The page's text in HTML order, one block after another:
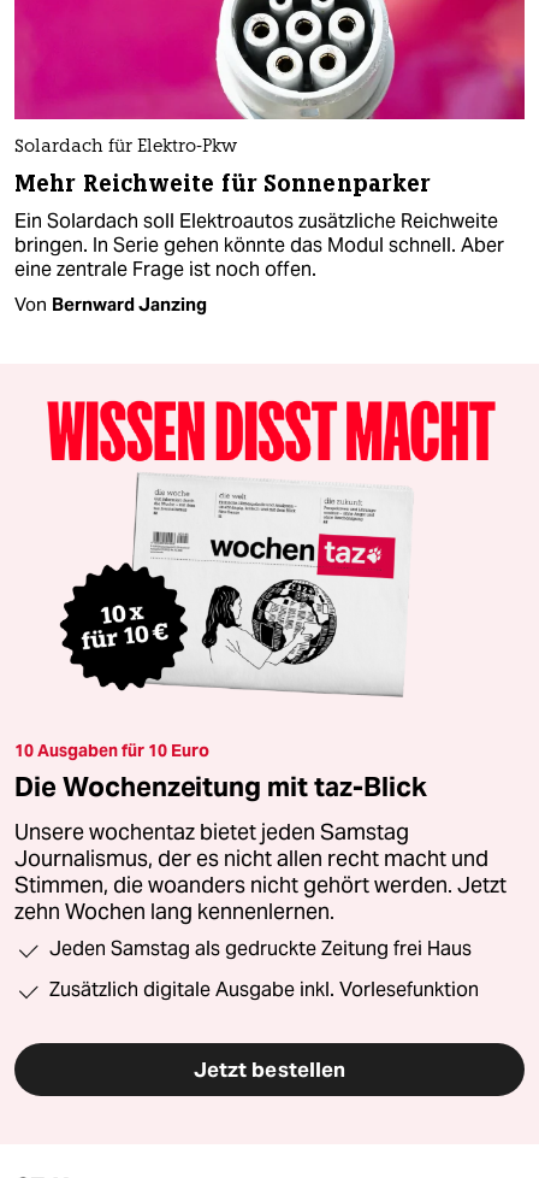
Solardach für Elektro-Pkw
Mehr Reichweite für Sonnenparker
Ein Solardach soll Elektroautos zusätzliche Reichweite
bringen. In Serie gehen könnte das Modul schnell. Aber
eine zentrale Frage ist noch offen.
Von Bernward Janzing
10 Ausgaben für 10 Euro
Die Wochenzeitung mit taz-Blick
Unsere wochentaz bietet jeden Samstag
Journalismus, der es nicht allen recht macht und
Stimmen, die woanders nicht gehört werden. Jetzt
zehn Wochen lang kennenlernen.
Jeden Samstag als gedruckte Zeitung frei Haus
Zusätzlich digitale Ausgabe inkl. Vorlesefunktion
Jetzt bestellen